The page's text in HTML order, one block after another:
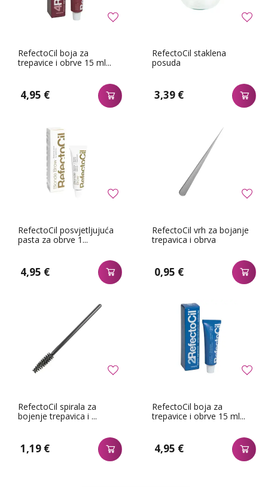
RefectoCil boja za
trepavice i obrve 15 ml...
4,95 €
RefectoCil staklena
posuda
3,39 €
RefectoCil posvjetljujuća
pasta za obrve 1...
4,95 €
RefectoCil vrh za bojanje
trepavica i obrva
0,95 €
RefectoCil spirala za
bojenje trepavica i ...
1,19 €
RefectoCil boja za
trepavice i obrve 15 ml...
4,95 €